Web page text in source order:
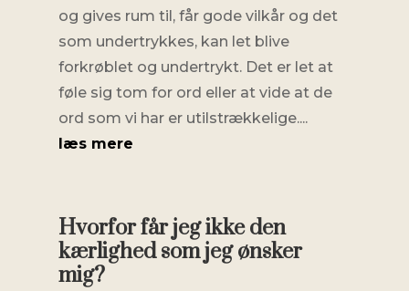
og gives rum til, får gode vilkår og det
som undertrykkes, kan let blive
forkrøblet og undertrykt. Det er let at
føle sig tom for ord eller at vide at de
ord som vi har er utilstrækkelige....
læs mere
Hvorfor får jeg ikke den
kærlighed som jeg ønsker
mig?